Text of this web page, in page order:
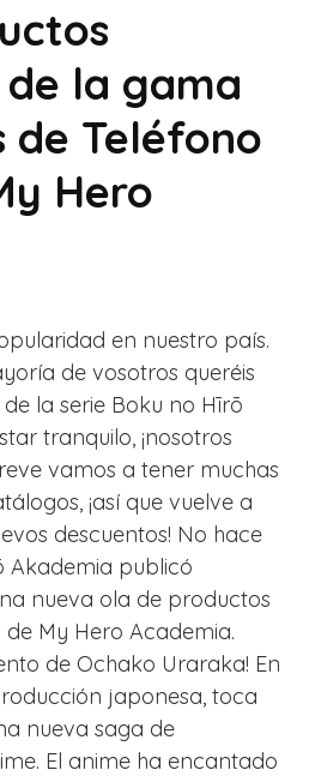
la gama
de Teléfono
Hero
en nuestro país.
de vosotros queréis
la serie Boku no Hīrō
tranquilo, ¡nosotros
vamos a tener muchas
¡así que vuelve a
descuentos! No hace
Akademia publicó
nueva ola de productos
My Hero Academia.
de Ochako Uraraka! En
japonesa, toca
nueva saga de
El anime ha encantado